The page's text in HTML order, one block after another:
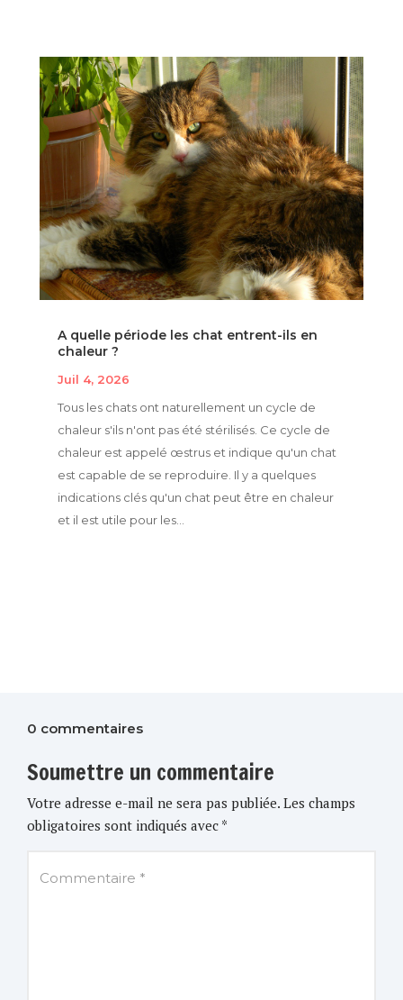
A quelle période les chat entrent-ils en
chaleur ?
Juil 4, 2026
Tous les chats ont naturellement un cycle de
chaleur s'ils n'ont pas été stérilisés. Ce cycle de
chaleur est appelé œstrus et indique qu'un chat
est capable de se reproduire. Il y a quelques
indications clés qu'un chat peut être en chaleur
et il est utile pour les...
0 commentaires
Soumettre un commentaire
Votre adresse e-mail ne sera pas publiée. Les champs
obligatoires sont indiqués avec *